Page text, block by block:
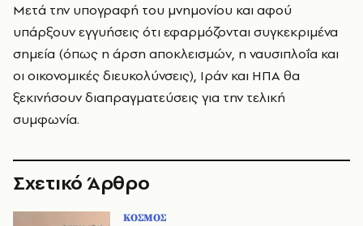
Μετά την υπογραφή του μνημονίου και αφού
υπάρξουν εγγυήσεις ότι εφαρμόζονται συγκεκριμένα
σημεία (όπως η άρση αποκλεισμών, η ναυσιπλοΐα και
οι οικονομικές διευκολύνσεις), Ιράν και ΗΠΑ θα
ξεκινήσουν διαπραγματεύσεις για την τελική
συμφωνία.
Σχετικό Άρθρο
ΚΟΣΜΟΣ